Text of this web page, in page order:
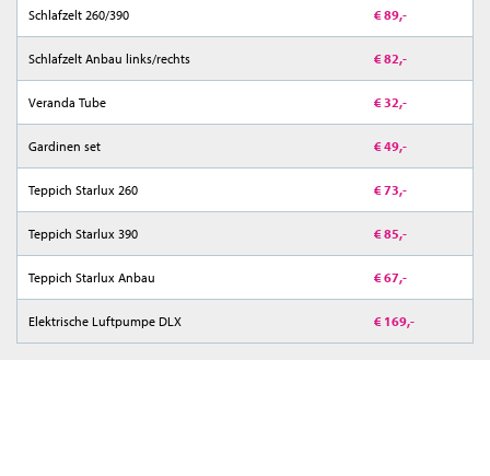
Schlafzelt 260/390 € 89,-
Schlafzelt Anbau links/rechts € 82,-
Veranda Tube € 32,-
Gardinen set € 49,-
Teppich Starlux 260 € 73,-
Teppich Starlux 390 € 85,-
Teppich Starlux Anbau € 67,-
Elektrische Luftpumpe DLX € 169,-